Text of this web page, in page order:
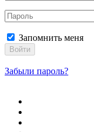
Запомнить меня
Войти
Забыли пароль?